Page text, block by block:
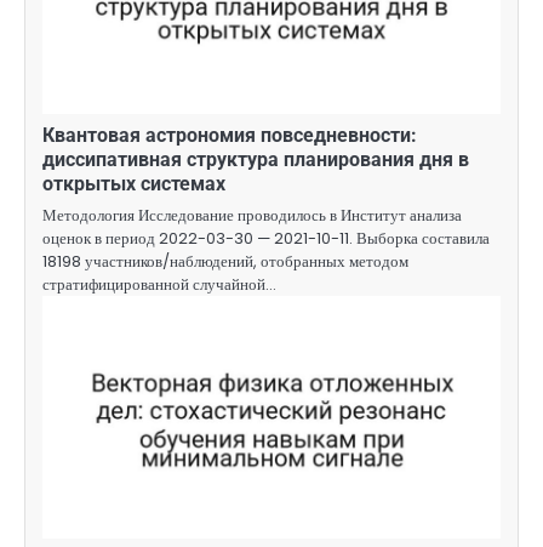
Квантовая астрономия повседневности:
диссипативная структура планирования дня в
открытых системах
Методология Исследование проводилось в Институт анализа
оценок в период 2022-03-30 — 2021-10-11. Выборка составила
18198 участников/наблюдений, отобранных методом
стратифицированной случайной…